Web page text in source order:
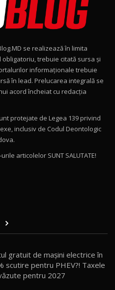
/ Test Drive AutoBlog.MD
E 53 HYBRID 4MATIC+ / Test
/ Test Drive AutoBlog.MD
Test Drive AutoBlog.MD
cu luxul / AutoBlog.MD
lumea să se întoarcă după el
se realizează în limita
obligatoriu, trebuie citată sursa și
informaționale trebuie
în lead. Prelucarea integrală se
acord încheiat cu redacţia
protejate de Legea 139 privind
inclusiv de Codul Deontologic
articolelor SUNT SALUTATE!
gratuit de mașini electrice în
scutire pentru PHEV?! Taxele
pentru 2027